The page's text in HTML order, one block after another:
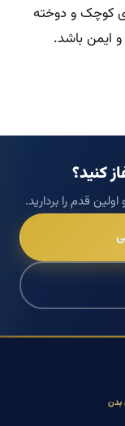
کوچک و دوخته
و ایمن باشد.
کنید؟
قدم را بردارید.
بدن